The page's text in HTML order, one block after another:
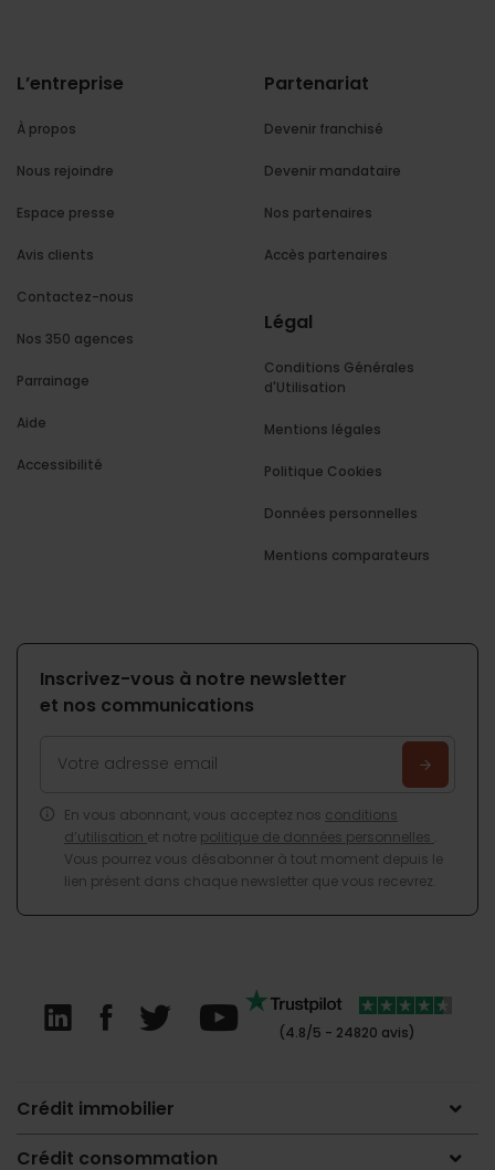
L’entreprise
À propos
Nous rejoindre
Espace presse
Avis clients
Contactez-nous
Nos 350 agences
Parrainage
Aide
Accessibilité
Partenariat
Devenir franchisé
Devenir mandataire
Nos partenaires
Accès partenaires
Légal
Conditions Générales
d'Utilisation
Mentions légales
Politique Cookies
Données personnelles
Mentions comparateurs
Inscrivez-vous à notre newsletter
et nos communications
En vous abonnant, vous acceptez nos conditions
d’utilisation et notre politique de données personnelles
Vous pourrez vous désabonner à tout moment depuis le
lien présent dans chaque newsletter que vous recevrez.
(4.8/5 - 24820 avis)
Crédit immobilier
Crédit consommation